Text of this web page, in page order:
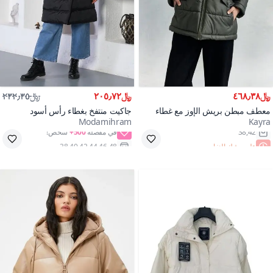
﷼٤٦٨٫٣٨
معطف مبطن بريش الإوز مع غطاء
رأس بلون كاكي
Kayra
على وشك النفاد
﷼٢٠٥٫٧٢ ﷼٢٣٢٫٣٥
جاكيت منتفخ بغطاء رأس أسود
Modamihram
500+
38,40,42,44,46,48